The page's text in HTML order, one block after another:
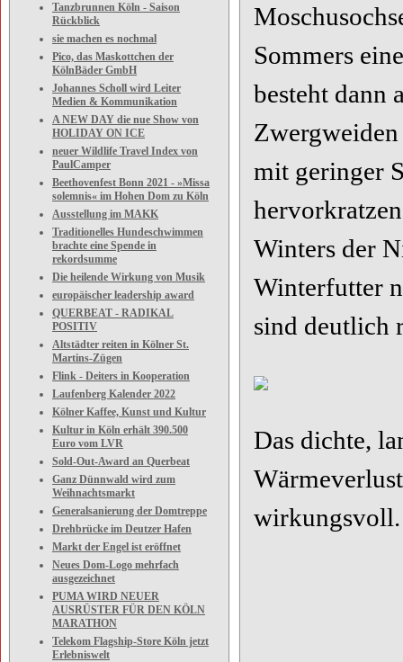
Tanzbrunnen Köln - Saison
Rückblick
sie machen es nochmal
Pico, das Maskottchen der
KölnBäder GmbH
Johannes Scholl wird Leiter
Medien & Kommunikation
A NEW DAY die nue Show von
HOLIDAY ON ICE
neuer Wildlife Travel Index von
PaulCamper
Beethovenfest Bonn 2021 - »Missa
solemnis« im Hohen Dom zu Köln
Ausstellung im MAKK
Traditionelles Hundeschwimmen
brachte eine Spende in
rekordsumme
Die heilende Wirkung von Musik
europäischer leadership award
QUERBEAT - RADIKAL
POSITIV
Altstädter reiten in Kölner St.
Martins-Zügen
Flink - Deiters in Kooperation
Laufenberg Kalender 2022
Kölner Kaffee, Kunst und Kultur
Kultur in Köln erhält 390.500
Euro vom LVR
Sold-Out-Award an Querbeat
Ganz Dünnwald wird zum
Weihnachtsmarkt
Generalsanierung der Domtreppe
Drehbrücke im Deutzer Hafen
Markt der Engel ist eröffnet
Neues Dom-Logo mehrfach
ausgezeichnet
PUMA WIRD NEUER
AUSRÜSTER FÜR DEN KÖLN
MARATHON
Telekom Flagship-Store Köln jetzt
Erlebniswelt
Sommers
besteht dann
mit geringer
Winters der
Winterfutter
sind deutlich
Das dichte,
wirkungsvoll.